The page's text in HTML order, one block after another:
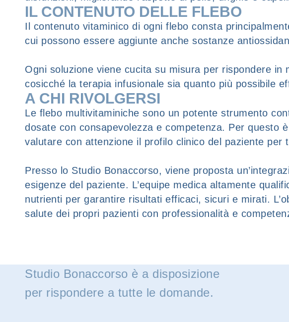
IL CONTENUTO DELLE FLEBO
Il contenuto vitaminico di ogni flebo consta
cui possono essere aggiunte anche sostanze
Ogni soluzione viene cucita su misura per rispondere
cosicché la terapia infusionale sia quanto più possibile
A CHI RIVOLGERSI
Le flebo multivitaminiche sono un potente strumento
dosate con consapevolezza e competenza. Per questo
valutare con attenzione il profilo clinico del paziente
Presso lo Studio Bonaccorso, viene proposta
esigenze del paziente. L’equipe medica altamente
nutrienti per garantire risultati efficaci, sicuri e mirati.
salute dei propri pazienti con professionalità e
Studio Bonaccorso è a disposizione
per rispondere a tutte le domande.